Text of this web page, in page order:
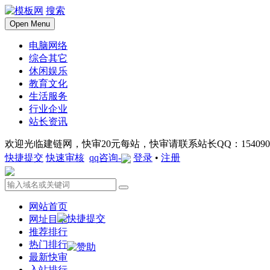
搜索
Open Menu
电脑网络
综合其它
休闲娱乐
教育文化
生活服务
行业企业
站长资讯
欢迎光临建链网，快审20元每站，快审请联系站长QQ：
快捷提交 快速审核 qq咨询- 登录 • 注册
网站首页
网址目录
推荐排行
热门排行
最新快审